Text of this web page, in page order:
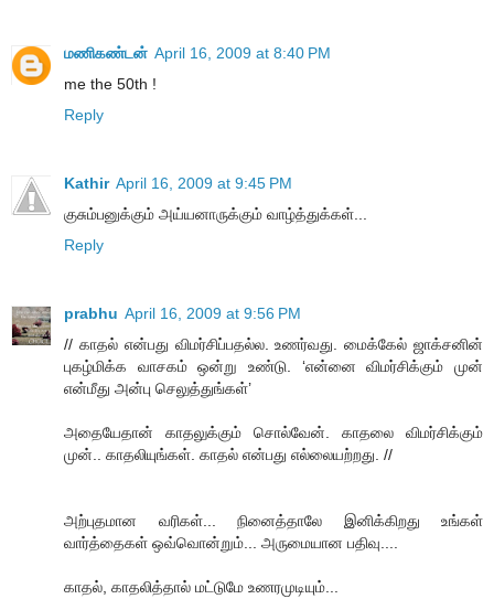
மணிகண்டன் April 16, 2009 at 8:40 PM
me the 50th !
Reply
Kathir April 16, 2009 at 9:45 PM
குசும்பனுக்கும் அய்யனாருக்கும் வாழ்த்துக்கள்...
Reply
prabhu April 16, 2009 at 9:56 PM
// காதல் என்பது விமர்சிப்பதல்ல. உணர்வது. மைக்கேல் ஜாக்சனின்
புகழ்மிக்க வாசகம் ஒன்று உண்டு. ‘என்னை விமர்சிக்கும் முன்
என்மீது அன்பு செலுத்துங்கள்’
அதையேதான் காதலுக்கும் சொல்வேன். காதலை விமர்சிக்கும்
முன்.. காதலியுங்கள். காதல் என்பது எல்லையற்றது. //
அற்புதமான வரிகள்... நினைத்தாலே இனிக்கிறது உங்கள்
வார்த்தைகள் ஒவ்வொன்றும்... அருமையான பதிவு....
காதல், காதலித்தால் மட்டுமே உணரமுடியும்...